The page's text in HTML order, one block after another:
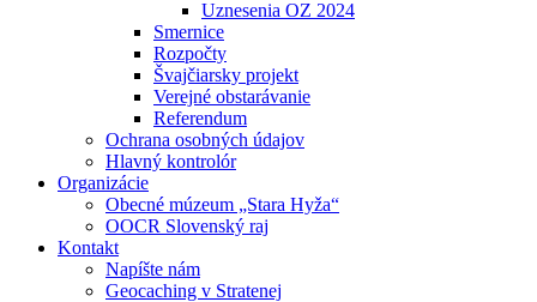
Uznesenia OZ 2024
Smernice
Rozpočty
Švajčiarsky projekt
Verejné obstarávanie
Referendum
Ochrana osobných údajov
Hlavný kontrolór
Organizácie
Obecné múzeum „Stara Hyža“
OOCR Slovenský raj
Kontakt
Napíšte nám
Geocaching v Stratenej